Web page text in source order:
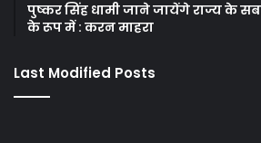
पुष्कर सिंह धामी जाने जायेंगे राज्य के
के रूप में : करन माहरा
Last Modified Posts